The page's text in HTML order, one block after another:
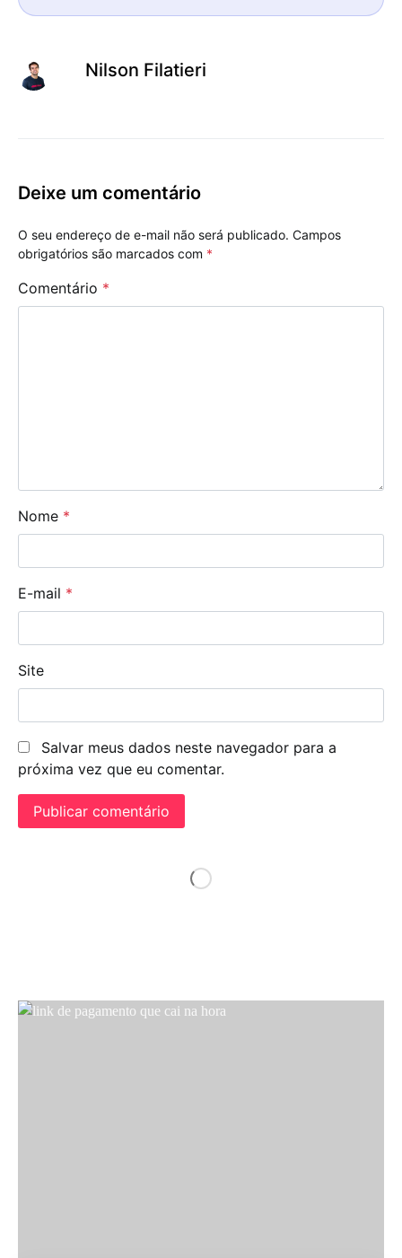
Nilson Filatieri
Deixe um comentário
O seu endereço de e-mail não será publicado. Campos
obrigatórios são marcados com *
Comentário *
Nome *
E-mail *
Site
Salvar meus dados neste navegador para a
próxima vez que eu comentar.